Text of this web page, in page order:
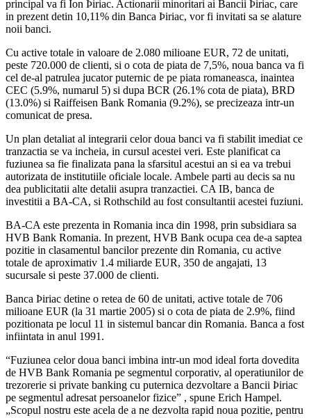
principal va fi Ion Þiriac. Actionarii minoritari ai Bancii Þiriac, care
in prezent detin 10,11% din Banca Þiriac, vor fi invitati sa se alature
noii banci.
Cu active totale in valoare de 2.080 milioane EUR, 72 de unitati,
peste 720.000 de clienti, si o cota de piata de 7,5%, noua banca va fi
cel de-al patrulea jucator puternic de pe piata romaneasca, inaintea
CEC (5.9%, numarul 5) si dupa BCR (26.1% cota de piata), BRD
(13.0%) si Raiffeisen Bank Romania (9.2%), se precizeaza intr-un
comunicat de presa.
Un plan detaliat al integrarii celor doua banci va fi stabilit imediat ce
tranzactia se va incheia, in cursul acestei veri. Este planificat ca
fuziunea sa fie finalizata pana la sfarsitul acestui an si ea va trebui
autorizata de institutiile oficiale locale. Ambele parti au decis sa nu
dea publicitatii alte detalii asupra tranzactiei. CA IB, banca de
investitii a BA-CA, si Rothschild au fost consultantii acestei fuziuni.
BA-CA este prezenta in Romania inca din 1998, prin subsidiara sa
HVB Bank Romania. In prezent, HVB Bank ocupa cea de-a saptea
pozitie in clasamentul bancilor prezente din Romania, cu active
totale de aproximativ 1.4 miliarde EUR, 350 de angajati, 13
sucursale si peste 37.000 de clienti.
Banca Þiriac detine o retea de 60 de unitati, active totale de 706
milioane EUR (la 31 martie 2005) si o cota de piata de 2.9%, fiind
pozitionata pe locul 11 in sistemul bancar din Romania. Banca a fost
infiintata in anul 1991.
“Fuziunea celor doua banci imbina intr-un mod ideal forta dovedita
de HVB Bank Romania pe segmentul corporativ, al operatiunilor de
trezorerie si private banking cu puternica dezvoltare a Bancii Þiriac
pe segmentul adresat persoanelor fizice” , spune Erich Hampel.
„Scopul nostru este acela de a ne dezvolta rapid noua pozitie, pentru